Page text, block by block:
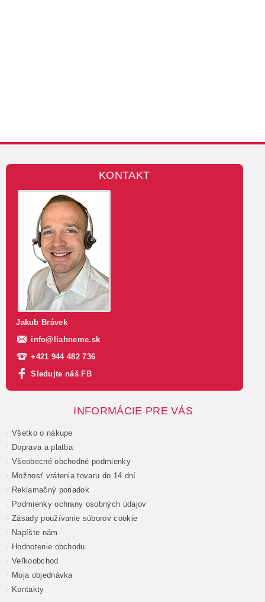
KONTAKT
Jakub Brávek
info@ liahneme.sk
+421 944 482 736
Sledujte náš FB
INFORMÁCIE PRE VÁS
Všetko o nákupe
Doprava a platba
Všeobecné obchodné podmienky
Možnosť vrátenia tovaru do 14 dní
Reklamačný poriadok
Podmienky ochrany osobných údajov
Zásady používanie súborov cookie
Napíšte nám
Hodnotenie obchodu
Veľkoobchod
Moja objednávka
Kontakty